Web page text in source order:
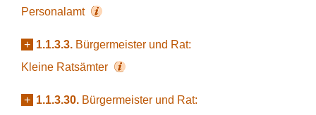
Personalamt
+ 1.1.3.3. Bürgermeister und Rat:
Kleine Ratsämter
+ 1.1.3.30. Bürgermeister und Rat: